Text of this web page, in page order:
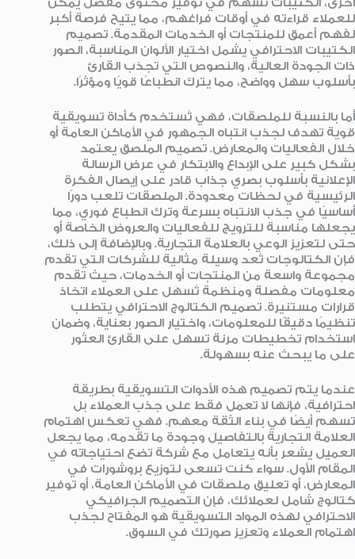
أخرى، الكتيبات تسهم في توفير محتوى مفصل يمكن
للعملاء قراءته في أوقات فراغهم، مما يتيح فرصة أكبر
لفهم أعمق للمنتجات أو الخدمات المقدمة. تصميم
الكتيبات الاحترافي يشمل اختيار الألوان المناسبة، الصور
ذات الجودة العالية، والنصوص التي تجذب القارئ
بأسلوب سهل وواضح، مما يترك انطباعًا قويًا ومؤثرًا.
أما بالنسبة للملصقات، فهي تُستخدم كأداة تسويقية
قوية تهدف لجذب انتباه الجمهور في الأماكن العامة أو
خلال الفعاليات والمعارض. تصميم الملصق يعتمد
بشكل كبير على الإبداع والابتكار في عرض الرسالة
الإعلانية بأسلوب بصري جذاب قادر على إيصال الفكرة
الرئيسية في لحظات معدودة. الملصقات تلعب دورًا
أساسيًا في جذب الانتباه بسرعة وترك انطباع فوري، مما
يجعلها مناسبة للترويج للفعاليات والعروض الخاصة أو
حتى لتعزيز الوعي بالعلامة التجارية. وبالإضافة إلى ذلك،
فإن الكتالوجات تُعد وسيلة مثالية للشركات التي تقدم
مجموعة واسعة من المنتجات أو الخدمات، حيث تقدم
معلومات مفصلة ومنظمة تُسهل على العملاء اتخاذ
قرارات مستنيرة. تصميم الكتالوج الاحترافي يتطلب
تنظيمًا دقيقًا للمعلومات، واختيار الصور بعناية، وضمان
استخدام تخطيطات مرنة تسهل على القارئ العثور
على ما يبحث عنه بسهولة.
عندما يتم تصميم هذه الأدوات التسويقية بطريقة
احترافية، فإنها لا تعمل فقط على جذب العملاء بل
تسهم أيضًا في بناء الثقة معهم. فهي تعكس اهتمام
العلامة التجارية بالتفاصيل وجودة ما تقدمه، مما يجعل
العميل يشعر بأنه يتعامل مع شركة تضع احتياجاته في
المقام الأول. سواء كنت تسعى لتوزيع بروشورات في
المعارض، أو تعليق ملصقات في الأماكن العامة، أو توفير
كتالوج شامل لعملائك، فإن التصميم الجرافيكي
الاحترافي لهذه المواد التسويقية هو المفتاح لجذب
اهتمام العملاء وتعزيز صورتك في السوق.